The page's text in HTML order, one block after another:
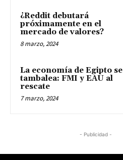
¿Reddit debutará
próximamente en el
mercado de valores?
8 marzo, 2024
La economía de Egipto se
tambalea: FMI y EAU al
rescate
7 marzo, 2024
- Publicidad -